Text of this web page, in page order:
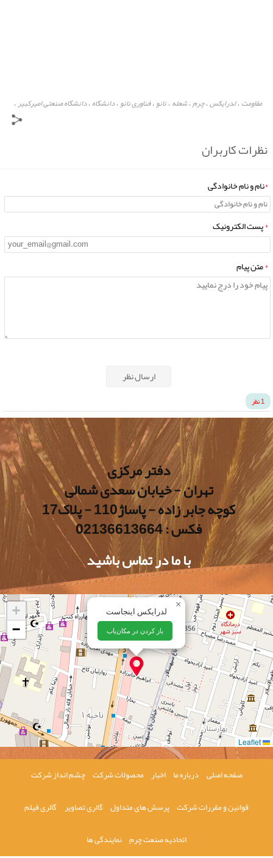
مقاومت ،لدرایکس،چرم،شعله ،نانو،فناوری نانو،دانشگاه ،دانشگاه صنعتی امیرکبیر،
نظرات کاربران
*نام و نام خانوادگی
*پست الکترونیک
*متن پیام
ارسال نظر
1 نظر
دفتر مرکزی
تهران - خیابان سعدی شمالی
کوچه جابر زاده - پاساژ110 - پلاک17
فکس : 02136613664
با ما در تماس باشید
لدرایکس اینجاست
باز کردن در مکان‌یاب
×
+
−
صفحه اصلی درباره ما اخبار محصولات شرکت چشم انداز شرکت
قوانین و مقررات شرکت پرسش های متداول گالری تصاویر گالری فیلم
اتحادیه صنعت چرم نمایندگی ها